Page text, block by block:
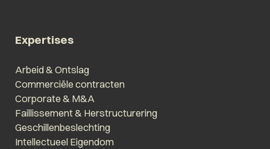
Expertises
Arbeid & Ontslag
Commerciële contracten
Corporate & M&A
Faillissement & Herstructurering
Geschillenbeslechting
Intellectueel Eigendom